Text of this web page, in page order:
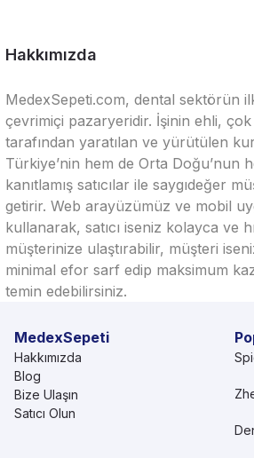
Hakkımızda
MedexSepeti.com, dental sektörün
çevrimiçi pazaryeridir. İşinin ehli,
tarafından yaratılan ve yürütülen
Türkiye’nin hem de Orta Doğu’nun
kanıtlamış satıcılar ile saygıdeğer
getirir. Web arayüzümüz ve mobil
kullanarak, satıcı iseniz kolayca ve
müşterinize ulaştırabilir, müşteri
minimal efor sarf edip maksimum
temin edebilirsiniz.
MedexSepeti
Hakkımızda
Blog
Bize Ulaşın
Satıcı Olun